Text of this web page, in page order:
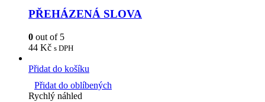
PŘEHÁZENÁ SLOVA
0 out of 5
44 Kč s DPH
Přidat do košíku
Přidat do oblíbených
Rychlý náhled